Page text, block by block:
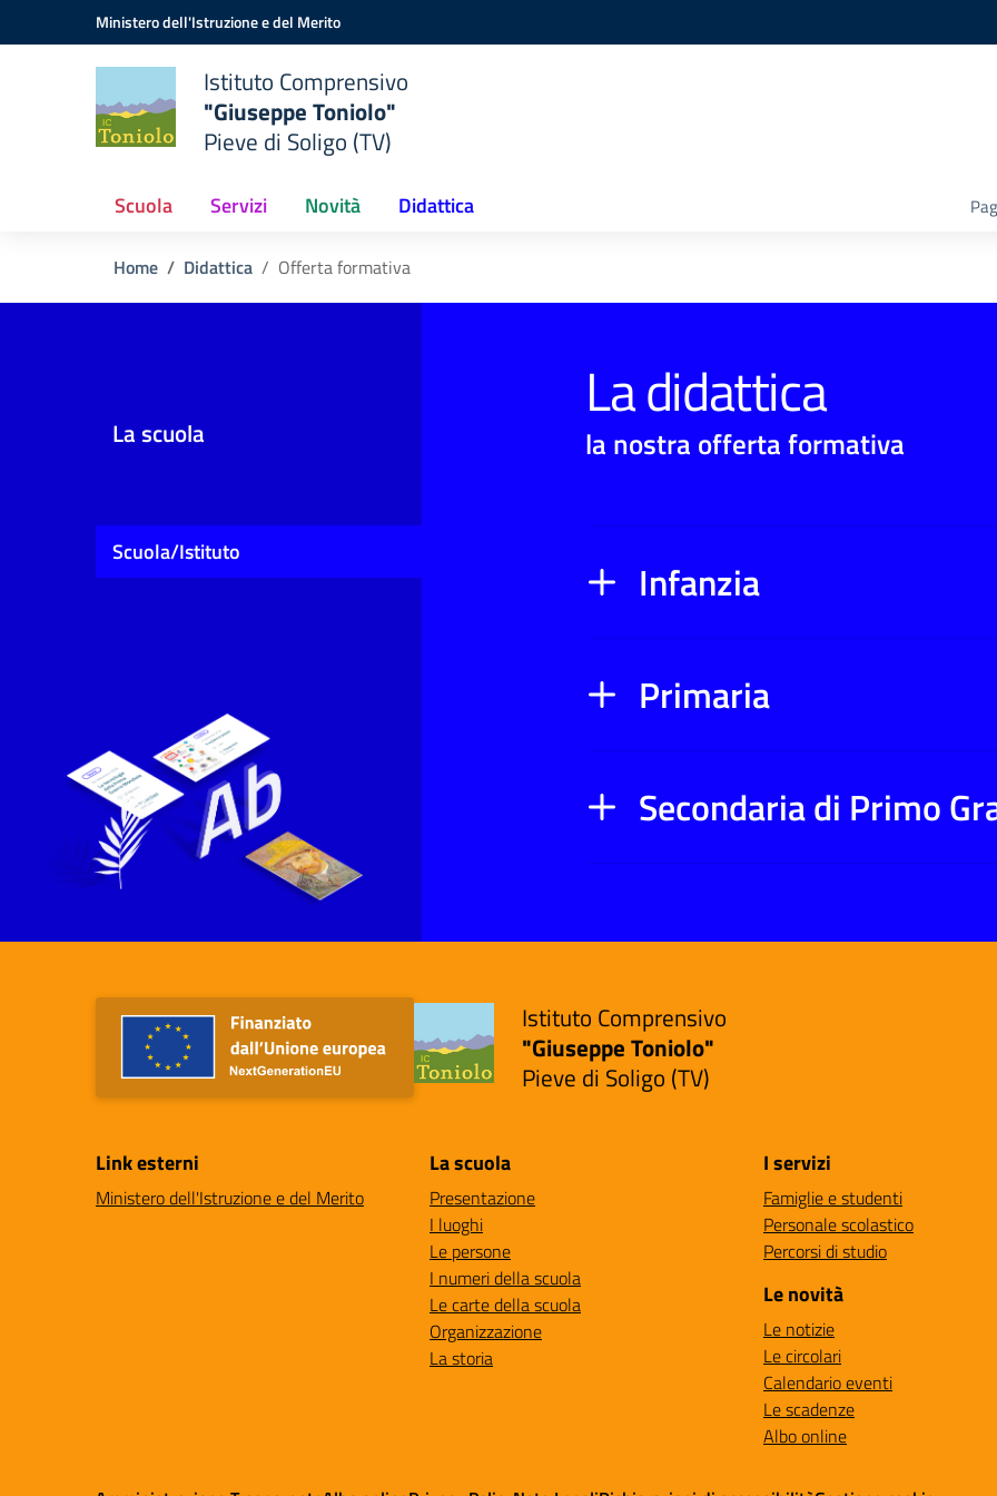
Vai ai contenuti
Vai al menu di navigazioneMinistero dell'Istruzione e del Merito
Istituto Comprensivo
"Giuseppe Toniolo"
Pieve di Soligo (TV)
Scuola Servizi Novità Didattica
Home Didattica Offerta formativa
La didattica
la nostra offerta formativa
La scuola
Scuola/Istituto
Infanzia
Primaria
Secondaria di Primo
Istituto Comprensivo
"Giuseppe Toniolo"
Pieve di Soligo (TV)
Link esterni
Ministero dell'Istruzione e del Merito
La scuola
Presentazione
I luoghi
Le persone
I numeri della scuola
Le carte della scuola
Organizzazione
La storia
I servizi
Famiglie e studenti
Personale scolastico
Percorsi di studio
Le novità
Le notizie
Le circolari
Calendario eventi
Le scadenze
Albo online